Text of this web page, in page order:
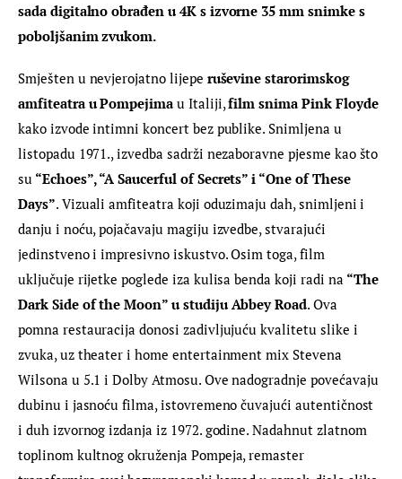
sada digitalno obrađen u 4K s izvorne 35 mm snimke s
poboljšanim zvukom.
Smješten u nevjerojatno lijepe ruševine starorimskog
amfiteatra u Pompejima u Italiji, film snima Pink Floyde
kako izvode intimni koncert bez publike. Snimljena u
listopadu 1971., izvedba sadrži nezaboravne pjesme kao što
su “Echoes”, “A Saucerful of Secrets” i “One of These
Days”. Vizuali amfiteatra koji oduzimaju dah, snimljeni i
danju i noću, pojačavaju magiju izvedbe, stvarajući
jedinstveno i impresivno iskustvo. Osim toga, film
uključuje rijetke poglede iza kulisa benda koji radi na “The
Dark Side of the Moon” u studiju Abbey Road. Ova
pomna restauracija donosi zadivljujuću kvalitetu slike i
zvuka, uz theater i home entertainment mix Stevena
Wilsona u 5.1 i Dolby Atmosu. Ove nadogradnje povećavaju
dubinu i jasnoću filma, istovremeno čuvajući autentičnost
i duh izvornog izdanja iz 1972. godine. Nadahnut zlatnom
toplinom kultnog okruženja Pompeja, remaster